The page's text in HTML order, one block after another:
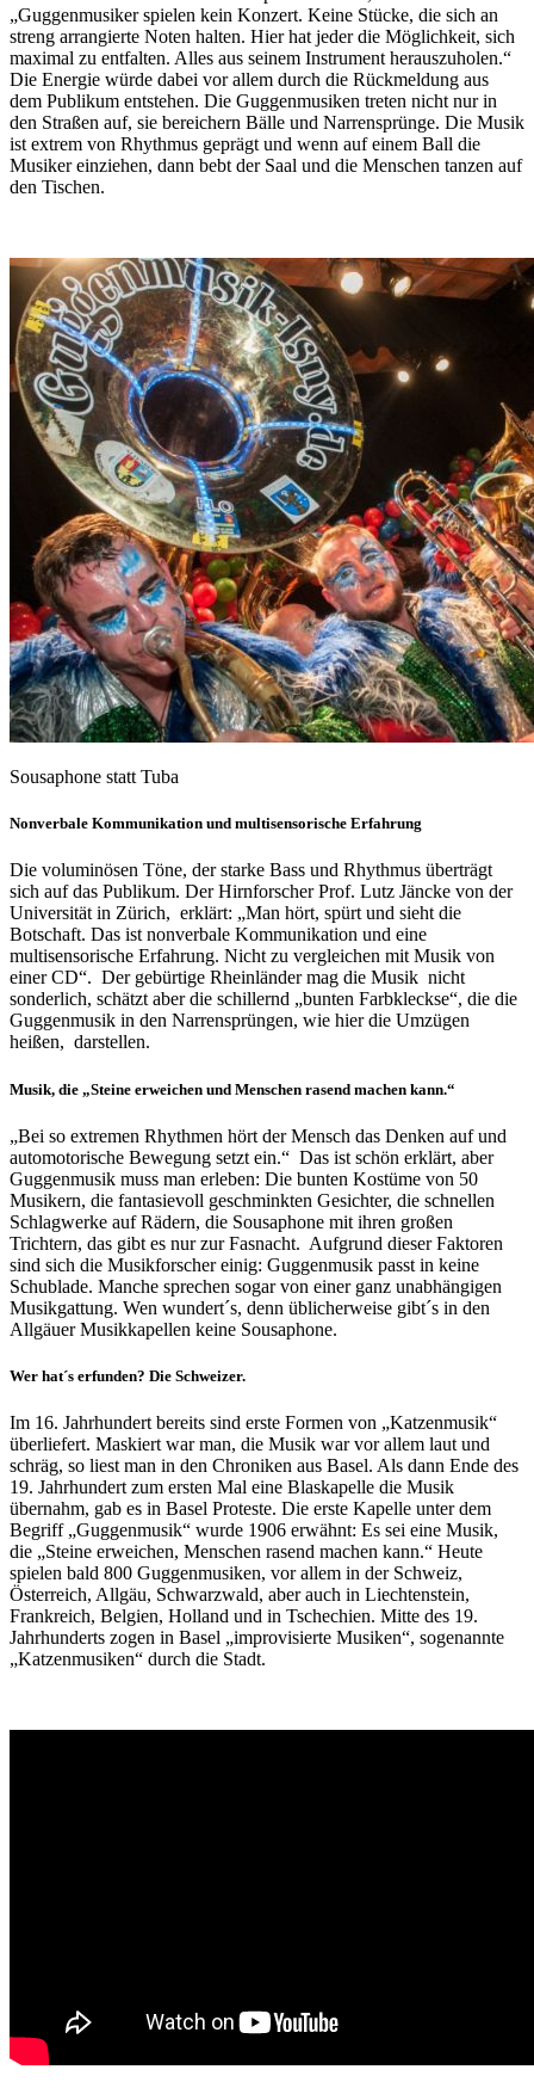
„Guggenmusiker spielen kein Konzert. Keine Stücke, die sich an
streng arrangierte Noten halten. Hier hat jeder die Möglichkeit, sich
maximal zu entfalten. Alles aus seinem Instrument herauszuholen.“
Die Energie würde dabei vor allem durch die Rückmeldung aus
dem Publikum entstehen. Die Guggenmusiken treten nicht nur in
den Straßen auf, sie bereichern Bälle und Narrensprünge. Die Musik
ist extrem von Rhythmus geprägt und wenn auf einem Ball die
Musiker einziehen, dann bebt der Saal und die Menschen tanzen auf
den Tischen.
Sousaphone statt Tuba
Nonverbale Kommunikation und multisensorische Erfahrung
Die voluminösen Töne, der starke Bass und Rhythmus überträgt
sich auf das Publikum. Der Hirnforscher Prof. Lutz Jäncke von der
Universität in Zürich, erklärt: „Man hört, spürt und sieht die
Botschaft. Das ist nonverbale Kommunikation und eine
multisensorische Erfahrung. Nicht zu vergleichen mit Musik von
einer CD“. Der gebürtige Rheinländer mag die Musik nicht
sonderlich, schätzt aber die schillernd „bunten Farbkleckse“, die die
Guggenmusik in den Narrensprüngen, wie hier die Umzügen
heißen, darstellen.
Musik, die „Steine erweichen und Menschen rasend machen kann.“
„Bei so extremen Rhythmen hört der Mensch das Denken auf und
automotorische Bewegung setzt ein.“ Das ist schön erklärt, aber
Guggenmusik muss man erleben: Die bunten Kostüme von 50
Musikern, die fantasievoll geschminkten Gesichter, die schnellen
Schlagwerke auf Rädern, die Sousaphone mit ihren großen
Trichtern, das gibt es nur zur Fasnacht. Aufgrund dieser Faktoren
sind sich die Musikforscher einig: Guggenmusik passt in keine
Schublade. Manche sprechen sogar von einer ganz unabhängigen
Musikgattung. Wen wundert´s, denn üblicherweise gibt´s in den
Allgäuer Musikkapellen keine Sousaphone.
Wer hat´s erfunden? Die Schweizer.
Im 16. Jahrhundert bereits sind erste Formen von „Katzenmusik“
überliefert. Maskiert war man, die Musik war vor allem laut und
schräg, so liest man in den Chroniken aus Basel. Als dann Ende des
19. Jahrhundert zum ersten Mal eine Blaskapelle die Musik
übernahm, gab es in Basel Proteste. Die erste Kapelle unter dem
Begriff „Guggenmusik“ wurde 1906 erwähnt: Es sei eine Musik,
die „Steine erweichen, Menschen rasend machen kann.“ Heute
spielen bald 800 Guggenmusiken, vor allem in der Schweiz,
Österreich, Allgäu, Schwarzwald, aber auch in Liechtenstein,
Frankreich, Belgien, Holland und in Tschechien. Mitte des 19.
Jahrhunderts zogen in Basel „improvisierte Musiken“, sogenannte
„Katzenmusiken“ durch die Stadt.